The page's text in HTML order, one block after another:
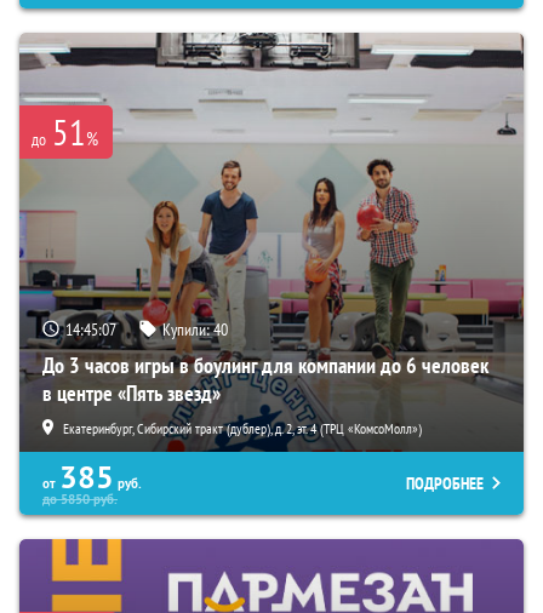
до 51%
14:45:06 Купили:40
До 3 часов игры в боулинг для компании до 6 человек
в центре «Пять звезд»
Екатеринбург, Сибирский тракт (дублер), д. 2, эт. 4 (ТРЦ «КомсоМолл»)
от 385 руб.
до5850руб.
ПОДРОБНЕЕ